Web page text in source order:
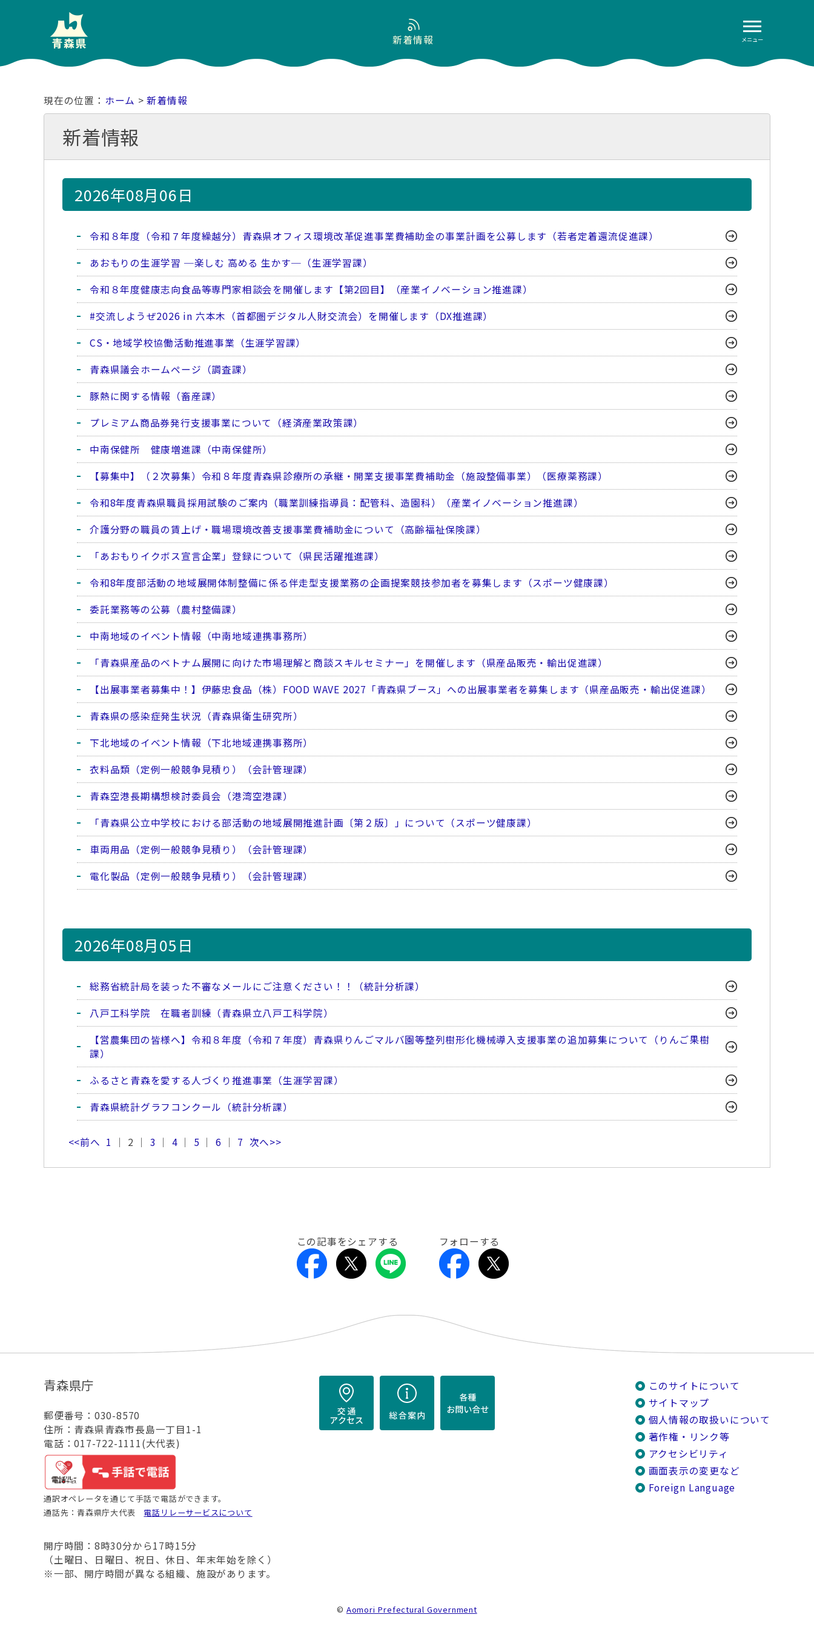
メニュー
新着情報
ホーム >新着情報
新着情報
2026年08月06日
令和８年度（令和７年度繰越分）青森県オフィス環境改革促進事業費補助金の事業計画を公募します（若者定着還流促進課）
あおもりの生涯学習 ─楽しむ 高める 生かす─（生涯学習課）
令和８年度健康志向食品等専門家相談会を開催します【第2回目】（産業イノベーション推進課）
#交流しようぜ2026 in 六本木（首都圏デジタル人財交流会）を開催します（DX推進課）
CS・地域学校協働活動推進事業（生涯学習課）
青森県議会ホームページ（調査課）
豚熱に関する情報（畜産課）
プレミアム商品券発行支援事業について（経済産業政策課）
中南保健所 健康増進課（中南保健所）
【募集中】（２次募集）令和８年度青森県診療所の承継・開業支援事業費補助金（施設整備事業）（医療薬務課）
令和8年度青森県職員採用試験のご案内（職業訓練指導員：配管科、造園科）（産業イノベーション推進課）
介護分野の職員の賃上げ・職場環境改善支援事業費補助金について（高齢福祉保険課）
「あおもりイクボス宣言企業」登録について（県民活躍推進課）
令和8年度部活動の地域展開体制整備に係る伴走型支援業務の企画提案競技参加者を募集します（スポーツ健康課）
委託業務等の公募（農村整備課）
中南地域のイベント情報（中南地域連携事務所）
「青森県産品のベトナム展開に向けた市場理解と商談スキルセミナー」を開催します（県産品販売・輸出促進課）
【出展事業者募集中！】伊藤忠食品（株）FOOD WAVE 2027「青森県ブース」への出展事業者を募集します（県産品販売・輸出促進課）
青森県の感染症発生状況（青森県衛生研究所）
下北地域のイベント情報（下北地域連携事務所）
衣料品類（定例一般競争見積り）（会計管理課）
青森空港長期構想検討委員会（港湾空港課）
「青森県公立中学校における部活動の地域展開推進計画〔第２版〕」について（スポーツ健康課）
車両用品（定例一般競争見積り）（会計管理課）
電化製品（定例一般競争見積り）（会計管理課）
2026年08月05日
総務省統計局を装った不審なメールにご注意ください！！（統計分析課）
八戸工科学院 在職者訓練（青森県立八戸工科学院）
【営農集団の皆様へ】令和８年度（令和７年度）青森県りんごマルバ園等整列樹形化機械導入支援事業の追加募集について（りんご果樹
課）
ふるさと青森を愛する人づくり推進事業（生涯学習課）
青森県統計グラフコンクール（統計分析課）
<<前へ 1 ｜ 2 ｜ 3 ｜ 4 ｜ 5 ｜6 ｜ 7 次へ>>
この記事をシェアする フォローする
青森県庁
郵便番号：030-8570
住所：青森県青森市長島一丁目1-1
電話：017-722-1111(大代表)
通訳オペレータを通じて手話で電話ができます。
通話先：青森県庁大代表 電話リレーサービスについて
開庁時間：8時30分から17時15分
（土曜日、日曜日、祝日、休日、年末年始を除く）
※一部、開庁時間が異なる組織、施設があります。
このサイトについて
サイトマップ
個人情報の取扱いについて
著作権・リンク等
アクセシビリティ
画面表示の変更など
Foreign Language
© Aomori Prefectural Government